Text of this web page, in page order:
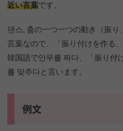
近い言葉です。
댄스, 춤の一つ一つの動き（振り
言葉なので、「振り付けを作る
韓国語で안무를 짜다、「振り付
를 맞추다と言います。
例文